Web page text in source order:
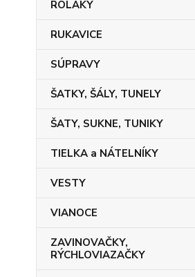
ROLÁKY
RUKAVICE
SÚPRAVY
ŠATKY, ŠÁLY, TUNELY
ŠATY, SUKNE, TUNIKY
TIELKA a NÁTELNÍKY
VESTY
VIANOCE
ZAVINOVAČKY,
RÝCHLOVIAZAČKY